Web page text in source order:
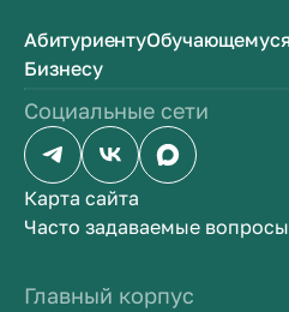
АбитуриентуОбучающемуся
Бизнесу
Социальные сети
Карта сайта
Часто задаваемые вопросы
Главный корпус